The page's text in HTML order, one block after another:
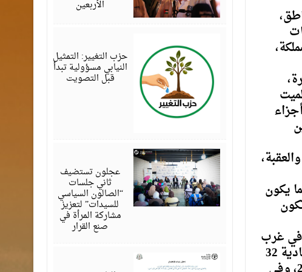
يكون
28 – 16 درجة مئوية، وفي غرب
عمان 26 – 14، وفي المرتفعات الشمالية 24 – 13 ، وفي مرتفعات الشراة 25 – 14, وفي مناطق البادية 32
الأربعين
حزب التغيير: التمثيل
النيابي مسؤولية تبدأ
قبل التصويت
عجلون تستضيف
ثاني جلسات
“الصالون السياسي
للسيدات” لتعزيز
مشاركة المرأة في
صنع القرار